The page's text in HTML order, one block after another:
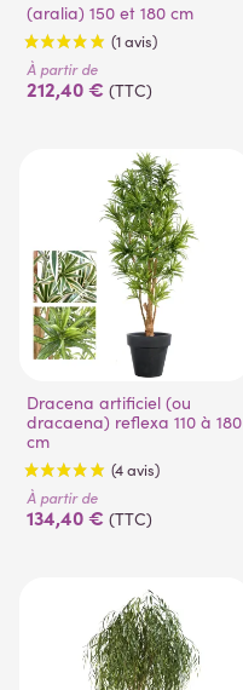
(aralia) 150 et 180 cm
(1 avis)
À partir de
212,40 € (TTC)
Dracena artificiel (ou
dracaena) reflexa 110 à 180
cm
(4 avis)
À partir de
134,40 € (TTC)